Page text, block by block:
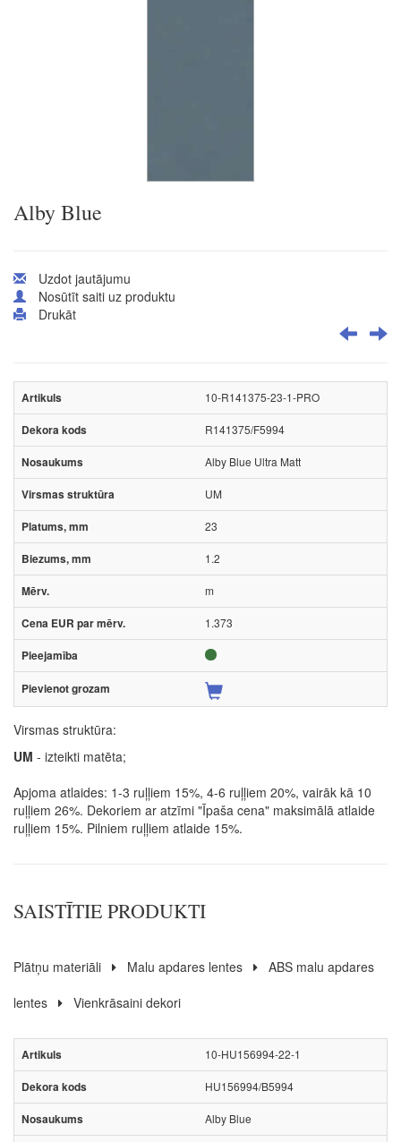
Alby Blue
Uzdot jautājumu
Nosūtīt saiti uz produktu
Drukāt
10-R141375-23-1-PRO
R141375/F5994
Alby Blue Ultra Matt
UM
23
1.2
m
1.373
Virsmas struktūra:
UM - izteikti matēta;
Apjoma atlaides: 1-3 ruļļiem 15%, 4-6 ruļļiem 20%, vairāk kā 10
ruļļiem 26%. Dekoriem ar atzīmi "Īpaša cena" maksimālā atlaide
ruļļiem 15%. Pilniem ruļļiem atlaide 15%.
SAISTĪTIE PRODUKTI
Plātņu materiāli Malu apdares lentes
ABS malu apdares
lentes
Vienkrāsaini dekori
10-HU156994-22-1
HU156994/B5994
Alby Blue